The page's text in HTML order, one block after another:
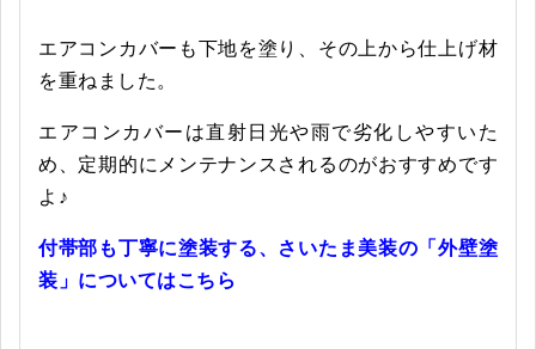
エアコンカバーも下地を塗り、その上から仕上げ材
を重ねました。
エアコンカバーは直射日光や雨で劣化しやすいた
め、定期的にメンテナンスされるのがおすすめです
よ♪
付帯部も丁寧に塗装する、さいたま美装の「外壁塗
装」についてはこちら